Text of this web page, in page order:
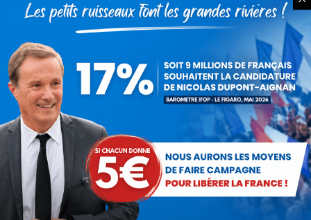
Présidente de Debout la France et porte
parole de Nicolas Dupont-Aignan était
l’invitée du débat du 28′ sur Arte